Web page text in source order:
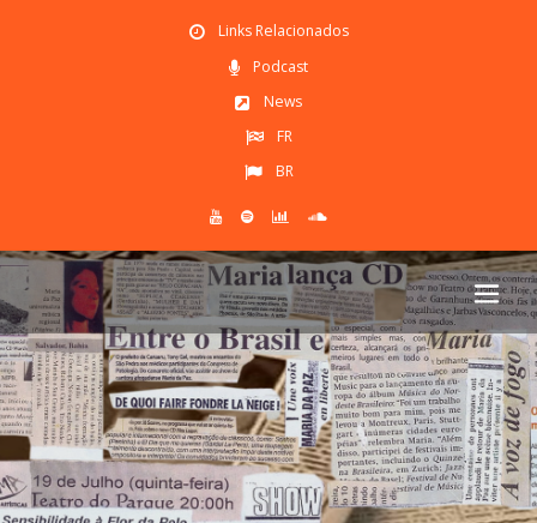
Links Relacionados
Podcast
News
FR
BR